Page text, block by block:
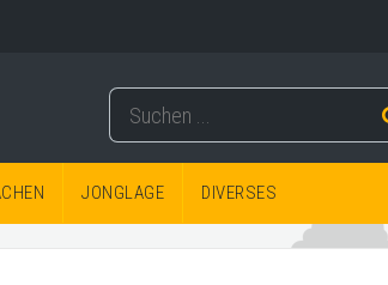
JONGLAGE DIVERSES